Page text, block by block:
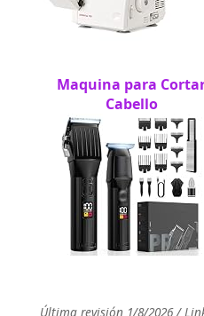
Maquina para
Cabello
Última revisión 1/8/2026 /